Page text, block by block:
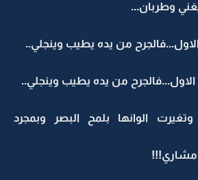
وطربان...
الاول...فالجرح من يده يطيب وينجلي..
الاول...فالجرح من يده يطيب وينجلي..
الوانها بلمح البصر وبمجرد
مشاري!!!